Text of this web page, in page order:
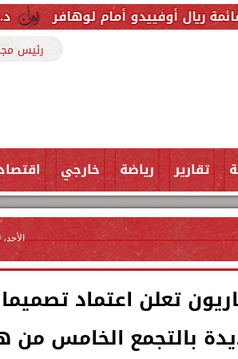
د.سويلم يتابع أمام لوهافر
رئيس
تقارير رياضة خارجي
الأحد، 10 مايو 2026
تعلن اعتماد